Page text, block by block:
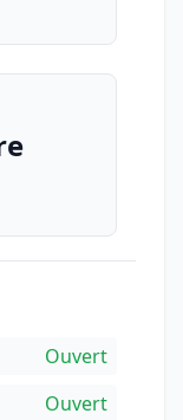
Ouvert
Ouvert